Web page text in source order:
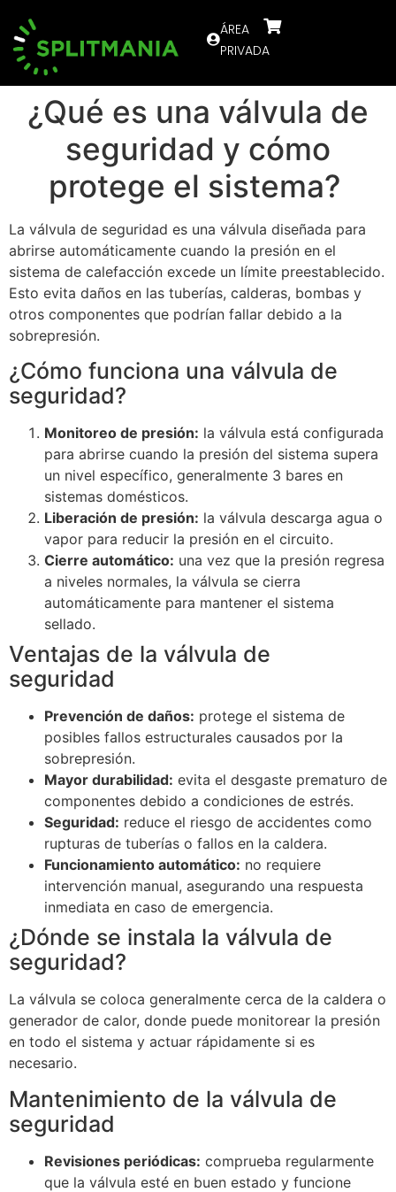
ÁREA
PRIVADA
¿Qué es una válvula de
seguridad y cómo
protege el sistema?
La válvula de seguridad es una válvula diseñada para
abrirse automáticamente cuando la presión en el
sistema de calefacción excede un límite preestablecido.
Esto evita daños en las tuberías, calderas, bombas y
otros componentes que podrían fallar debido a la
sobrepresión.
¿Cómo funciona una válvula de
seguridad?
Monitoreo de presión: la válvula está configurada
para abrirse cuando la presión del sistema supera
un nivel específico, generalmente 3 bares en
sistemas domésticos.
Liberación de presión: la válvula descarga agua o
vapor para reducir la presión en el circuito.
Cierre automático: una vez que la presión regresa
a niveles normales, la válvula se cierra
automáticamente para mantener el sistema
sellado.
Ventajas de la válvula de
seguridad
Prevención de daños: protege el sistema de
posibles fallos estructurales causados por la
sobrepresión.
Mayor durabilidad: evita el desgaste prematuro de
componentes debido a condiciones de estrés.
Seguridad: reduce el riesgo de accidentes como
rupturas de tuberías o fallos en la caldera.
Funcionamiento automático: no requiere
intervención manual, asegurando una respuesta
inmediata en caso de emergencia.
¿Dónde se instala la válvula de
seguridad?
La válvula se coloca generalmente cerca de la caldera o
generador de calor, donde puede monitorear la presión
en todo el sistema y actuar rápidamente si es
necesario.
Mantenimiento de la válvula de
seguridad
Revisiones periódicas: comprueba regularmente
que la válvula esté en buen estado y funcione